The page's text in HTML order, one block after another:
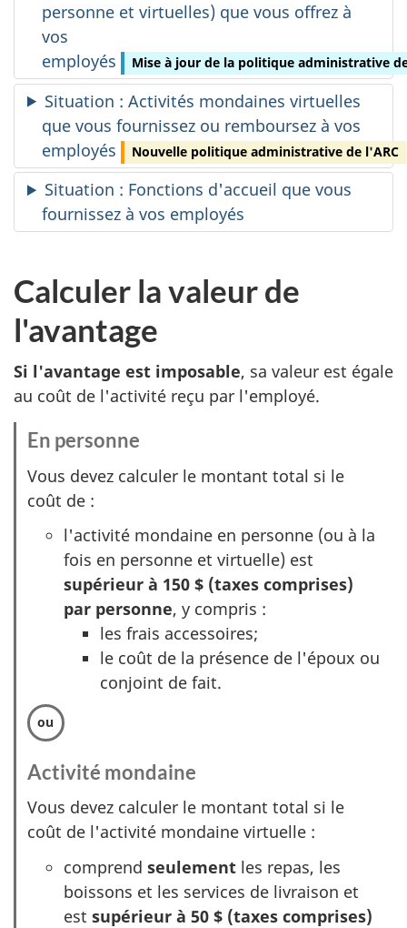
personne et virtuelles) que vous offrez à
vos
employés
Mise à jour de la politique administrative
Situation : Activités mondaines virtuelles
que vous fournissez ou remboursez à vos
employés
Nouvelle politique administrative de l'ARC
Situation : Fonctions d'accueil que vous
fournissez à vos employés
Calculer la valeur de
l'avantage
Si l'avantage est imposable, sa valeur est égale
au coût de l'activité reçu par l'employé.
En personne
i
o
n
1
Vous devez calculer le montant total si le
coût de :
l'activité mondaine en personne (ou à la
fois en personne et virtuelle) est
supérieur à 150 $ (taxes comprises)
par personne, y compris :
les frais accessoires;
le coût de la présence de l'époux ou
conjoint de fait.
Activité mondaine
O
p
i
o
Vous devez calculer le montant total si le
coût de l'activité mondaine virtuelle :
comprend seulement les repas, les
boissons et les services de livraison et
est supérieur à 50 $ (taxes comprises)